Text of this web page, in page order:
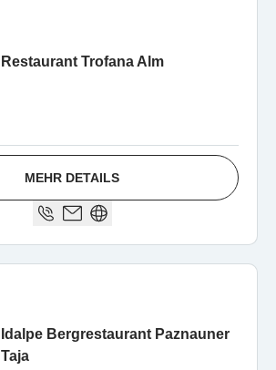
Restaurant Trofana Alm
MEHR DETAILS
Idalpe Bergrestaurant Paznauner
Taja